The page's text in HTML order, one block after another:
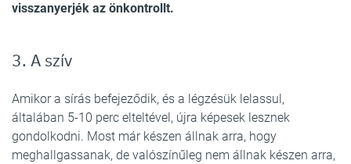
visszanyerjék az önkontrollt.
3. A szív
Amikor a sírás befejeződik, és a légzésük lelassul,
általában 5-10 perc elteltével, újra képesek lesznek
gondolkodni. Most már készen állnak arra, hogy
meghallgassanak, de valószínűleg nem állnak készen arra,